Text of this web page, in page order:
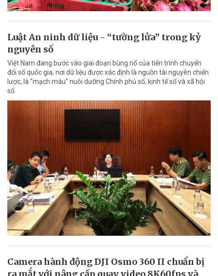
Luật An ninh dữ liệu - “tường lửa” trong kỷ
nguyên số
Việt Nam đang bước vào giai đoạn bùng nổ của tiến trình chuyển
đổi số quốc gia, nơi dữ liệu được xác định là nguồn tài nguyên chiến
lược, là “mạch máu” nuôi dưỡng Chính phủ số, kinh tế số và xã hội
số.
Camera hành động DJI Osmo 360 II chuẩn bị
ra mắt với nâng cấp quay video 8K60fps và